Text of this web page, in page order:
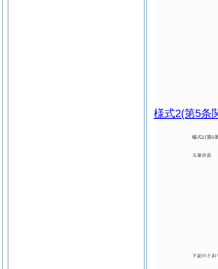
様式2(第5条